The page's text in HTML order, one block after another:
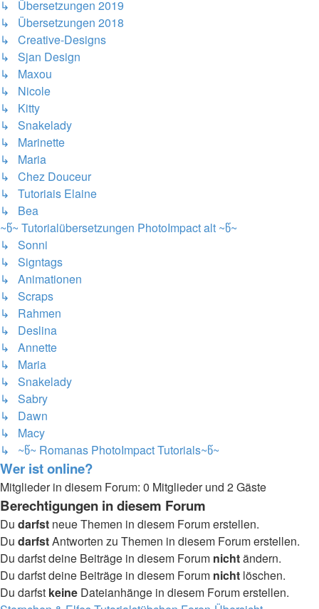
↳ Übersetzungen 2019
↳ Übersetzungen 2018
↳ Creative-Designs
↳ Sjan Design
↳ Maxou
↳ Nicole
↳ Kitty
↳ Snakelady
↳ Marinette
↳ Maria
↳ Chez Douceur
↳ Tutoriais Elaine
↳ Bea
~წ~ Tutorialübersetzungen PhotoImpact alt ~წ~
↳ Sonni
↳ Signtags
↳ Animationen
↳ Scraps
↳ Rahmen
↳ Deslina
↳ Annette
↳ Maria
↳ Snakelady
↳ Sabry
↳ Dawn
↳ Macy
↳ ~წ~ Romanas PhotoImpact Tutorials~წ~
Wer ist online?
Mitglieder in diesem Forum: 0 Mitglieder und 2 Gäste
Berechtigungen in diesem Forum
Du darfst neue Themen in diesem Forum erstellen.
Du darfstAntworten zu Themen in diesem Forum erstellen.
Du darfst deine Beiträge in diesem Forum nichtändern.
Du darfst deine Beiträge in diesem Forum nicht löschen.
Du darfst keine Dateianhänge in diesem Forum erstellen.